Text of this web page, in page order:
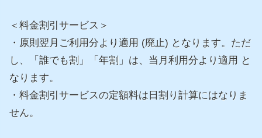
＜料金割引サービス＞
・原則翌月ご利用分より適用 (廃止) となります。ただ
し、「誰でも割」「年割」は、 当月利用分より適用 と
なります。
・料金割引サービスの定額料は日割り計算にはなりま
せん。